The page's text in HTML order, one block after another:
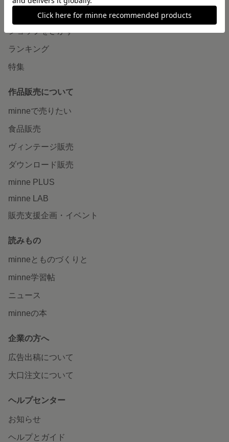
作品をさがす
ショップをさがす
ランキング
特集
作品販売について
minneで売りたい
食品販売
ヴィンテージ販売
ダウンロード販売
minne PLUS
minne LAB
販売支援企画・イベント
読みもの
minneとものづくりと
minne学習帖
ニュース
minneの本
企業の方へ
広告出稿について
大口注文について
ヘルプセンター
お知らせ
ヘルプとガイド